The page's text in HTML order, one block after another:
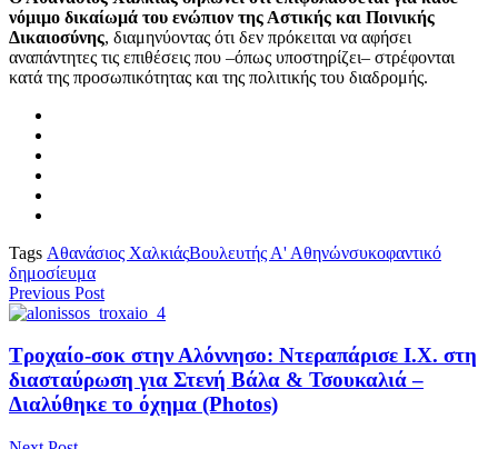
νόμιμο δικαίωμά του ενώπιον της Αστικής και Ποινικής
Δικαιοσύνης, διαμηνύοντας ότι δεν πρόκειται να αφήσει
αναπάντητες τις επιθέσεις που –όπως υποστηρίζει– στρέφονται
κατά της προσωπικότητας και της πολιτικής του διαδρομής.
Tags Αθανάσιος ΧαλκιάςΒουλευτής Α' Αθηνώνσυκοφαντικό
δημοσίευμα
Previous Post
Τροχαίο-σοκ στην Αλόννησο: Ντεραπάρισε Ι.Χ. στη
διασταύρωση για Στενή Βάλα & Τσουκαλιά –
Διαλύθηκε το όχημα (Photos)